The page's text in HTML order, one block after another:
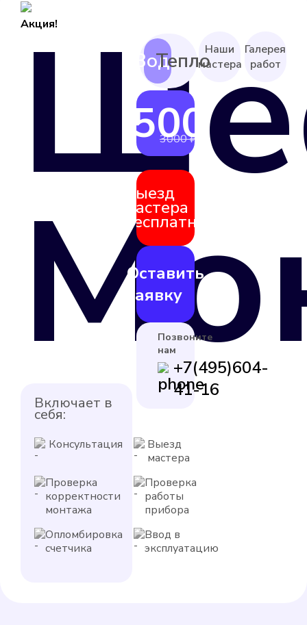
Акция!
Включает в
себя:
Консультация
Выезд
мастера
Проверка
корректности
монтажа
Проверка
работы
прибора
Опломбировка
счетчика
Ввод в
эксплуатацию
2500 ₽
3000 ₽
Выезд
мастера
бесплатно
Оставить
заявку
Позвоните
нам
+7(495)604-
41-16
Наши
мастера
Галерея
работ